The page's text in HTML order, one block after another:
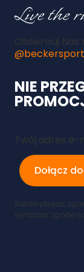
Obserwuj
NIE
Twój adres e-
Dołącz
Subskrybując,
wyrażasz zgodę